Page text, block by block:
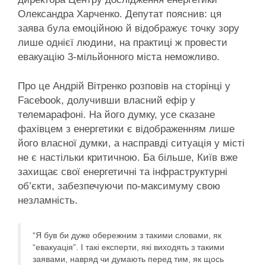
Олександра Харченко. Депутат пояснив: ця
заява була емоційною й відображує точку зору
лише однієї людини, на практиці ж провести
евакуацію 3-мільйонного міста неможливо.
Про це Андрій Вітренко розповів на сторінці у
Facebook, долучивши власний ефір у
телемарафоні. На його думку, усе сказане
фахівцем з енергетики є відображенням лише
його власної думки, а насправді ситуація у місті
не є настільки критичною. Ба більше, Київ вже
захищає свої енергетичні та інфраструктурні
об’єкти, забезпечуючи по-максимуму свою
незламність.
“Я був би дуже обережним з такими словами, як
“евакуація”. І такі експерти, які виходять з такими
заявами, навряд чи думають перед тим, як щось